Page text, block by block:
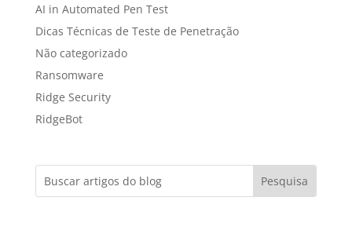
AI in Automated Pen Test
Dicas Técnicas de Teste de Penetração
Não categorizado
Ransomware
Ridge Security
RidgeBot